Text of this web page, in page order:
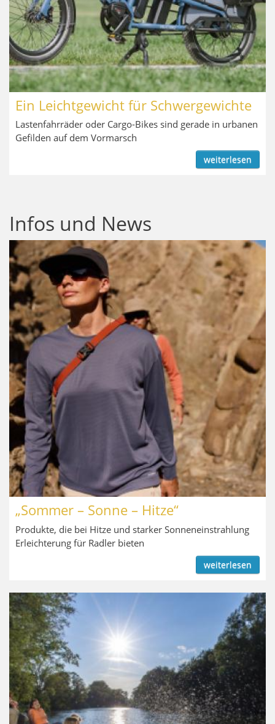
Ein Leichtgewicht für Schwergewichte
Lastenfahrräder oder Cargo-Bikes sind gerade in urbanen
Gefilden auf dem Vormarsch
weiterlesen
Infos und News
„Sommer – Sonne – Hitze“
Produkte, die bei Hitze und starker Sonneneinstrahlung
Erleichterung für Radler bieten
weiterlesen